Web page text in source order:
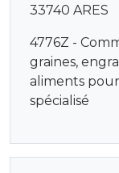
33740 ARES
4776Z -
graines,
aliments
spécialisé